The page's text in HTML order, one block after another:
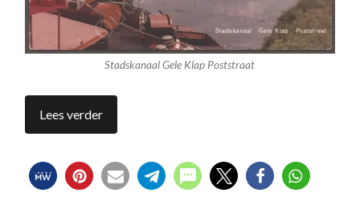
Stadskanaal Gele Klap Poststraat
Lees verder